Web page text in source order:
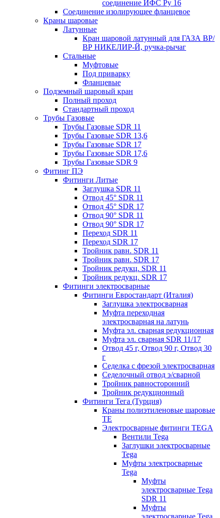
соединение ИФС Ру 16
Соединение изолирующее фланцевое
Краны шаровые
Латунные
Кран шаровой латунный для ГАЗА ВР/
ВР НИКЕЛИР-Й, ручка-рычаг
Стальные
Муфтовые
Под приварку
Фланцевые
Подземный шаровый кран
Полный проход
Стандартный проход
Трубы Газовые
Трубы Газовые SDR 11
Трубы Газовые SDR 13,6
Трубы Газовые SDR 17
Трубы Газовые SDR 17,6
Трубы Газовые SDR 9
Фитинг ПЭ
Фитинги Литые
Заглушка SDR 11
Отвод 45° SDR 11
Отвод 45° SDR 17
Отвод 90° SDR 11
Отвод 90° SDR 17
Переход SDR 11
Переход SDR 17
Тройник равн. SDR 11
Тройник равн. SDR 17
Тройник редукц. SDR 11
Тройник редукц. SDR 17
Фитинги электросварные
Фитинги Евростандарт (Италия)
Заглушка электросварная
Муфта переходная
электросварная на латунь
Муфта эл. cварная редукционная
Муфта эл. сварная SDR 11/17
Отвод 45 г, Отвод 90 г, Отвод 30
г
Седелка с фрезой электросварная
Седелочный отвод э/сварной
Тройник равносторонний
Тройник редукционный
Фитинги Тега (Турция)
Краны полиэтиленовые шаровые
TE
Электросварные фитинги TEGA
Вентили Tega
Заглушки электросварные
Tega
Муфты электросварные
Tega
Муфты
электросварные Tega
SDR 11
Муфты
электросварные Tega